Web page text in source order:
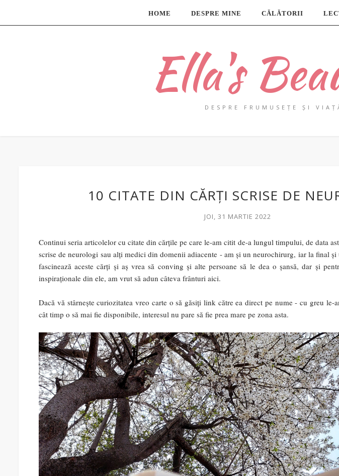
HOME DESPRE MINE CĂLĂTORII
Ella's
DESPRE FRUMUSEȚE ȘI
10 CITATE DIN CĂRȚI SCRISE DE
JOI, 31 MARTIE 2022
Continui seria articolelor cu citate din cărțile pe care le-am citit de-a lungul timpului, de data
scrise de neurologi sau alți medici din domenii adiacente - am și un neurochirurg, iar la final și
fascinează aceste cărți și aș vrea să conving și alte persoane să le dea o șansă, dar și
inspiraționale din ele, am vrut să adun câteva frânturi aici.
Dacă vă stârnește curiozitatea vreo carte o să găsiți link către ea direct pe nume - cu greu le-
cât timp o să mai fie disponibile, interesul nu pare să fie prea mare pe zona asta.